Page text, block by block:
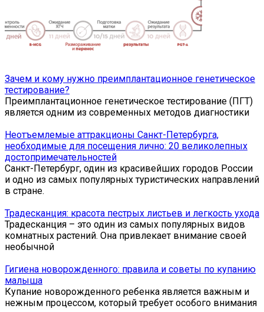
Зачем и кому нужно преимплантационное генетическое
тестирование?
Преимплантационное генетическое тестирование (ПГТ)
является одним из современных методов диагностики
Неотъемлемые аттракционы Санкт-Петербурга,
необходимые для посещения лично: 20 великолепных
достопримечательностей
Санкт-Петербург, один из красивейших городов России
и одно из самых популярных туристических направлений
в стране.
Традесканция: красота пестрых листьев и легкость ухода
Традесканция – это один из самых популярных видов
комнатных растений. Она привлекает внимание своей
необычной
Гигиена новорожденного: правила и советы по купанию
малыша
Купание новорожденного ребенка является важным и
нежным процессом, который требует особого внимания